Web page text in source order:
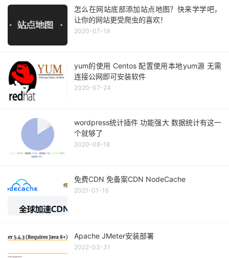
怎么在网站底部添加站点地图？快来学学吧，
让你的网站更受爬虫的喜欢！
2020-07-19
yum的使用 Centos 配置使用本地yum源 无需
连接公网即可安装软件
2020-07-24
wordpress统计插件 功能强大 数据统计有这一
个就够了
2020-08-18
免费CDN 免备案CDN NodeCache
2021-01-16
Apache JMeter安装部署
2022-03-31